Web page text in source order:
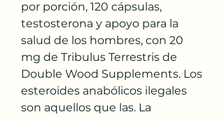
por porción, 120 cápsulas,
testosterona y apoyo para la
salud de los hombres, con 20
mg de Tribulus Terrestris de
Double Wood Supplements. Los
esteroides anabólicos ilegales
son aquellos que las. La